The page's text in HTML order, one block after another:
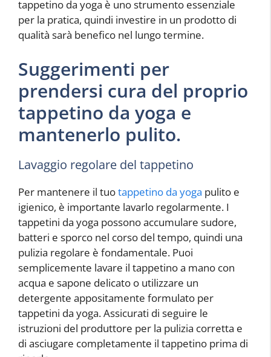
tappetino da yoga è uno strumento essenziale
per la pratica, quindi investire in un prodotto di
qualità sarà benefico nel lungo termine.
Suggerimenti per
prendersi cura del proprio
tappetino da yoga e
mantenerlo pulito.
Lavaggio regolare del tappetino
Per mantenere il tuotappetino da yoga pulito e
igienico, è importante lavarlo regolarmente. I
tappetini da yoga possono accumulare sudore,
batteri e sporco nel corso del tempo, quindi una
pulizia regolare è fondamentale. Puoi
semplicemente lavare il tappetino a mano con
acqua e sapone delicato o utilizzare un
detergente appositamente formulato per
tappetini da yoga. Assicurati di seguire le
istruzioni del produttore per la pulizia corretta e
di asciugare completamente il tappetino prima di